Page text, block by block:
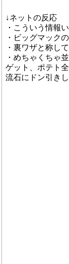
↓ネットの反応
・こういう情報
・ビッグマック
・裏ワザと称し
・めちゃくちゃ
ゲット、ポテト
流石にドン引きし